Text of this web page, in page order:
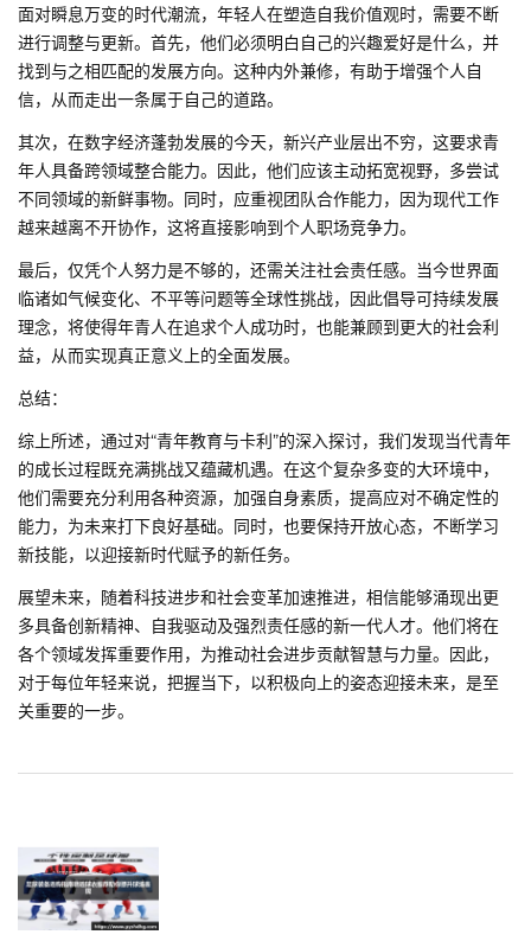
面对瞬息万变的时代潮流，年轻人在塑造自我价值观时，需要不断
进行调整与更新。首先，他们必须明白自己的兴趣爱好是什么，并
找到与之相匹配的发展方向。这种内外兼修，有助于增强个人自
信，从而走出一条属于自己的道路。
其次，在数字经济蓬勃发展的今天，新兴产业层出不穷，这要求青
年人具备跨领域整合能力。因此，他们应该主动拓宽视野，多尝试
不同领域的新鲜事物。同时，应重视团队合作能力，因为现代工作
越来越离不开协作，这将直接影响到个人职场竞争力。
最后，仅凭个人努力是不够的，还需关注社会责任感。当今世界面
临诸如气候变化、不平等问题等全球性挑战，因此倡导可持续发展
理念，将使得年青人在追求个人成功时，也能兼顾到更大的社会利
益，从而实现真正意义上的全面发展。
总结：
综上所述，通过对“青年教育与卡利”的深入探讨，我们发现当代青年
的成长过程既充满挑战又蕴藏机遇。在这个复杂多变的大环境中，
他们需要充分利用各种资源，加强自身素质，提高应对不确定性的
能力，为未来打下良好基础。同时，也要保持开放心态，不断学习
新技能，以迎接新时代赋予的新任务。
展望未来，随着科技进步和社会变革加速推进，相信能够涌现出更
多具备创新精神、自我驱动及强烈责任感的新一代人才。他们将在
各个领域发挥重要作用，为推动社会进步贡献智慧与力量。因此，
对于每位年轻来说，把握当下，以积极向上的姿态迎接未来，是至
关重要的一步。